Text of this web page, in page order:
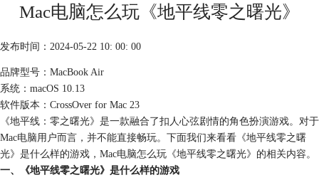
Mac电脑怎么玩《地平线零之曙光》
发布时间：2024-05-22 10: 00: 00
品牌型号：MacBook Air
系统：macOS 10.13
软件版本：CrossOver for Mac 23
《地平线：零之曙光》是一款融合了扣人心弦剧情的角色扮演游戏。对于
Mac电脑用户而言，并不能直接畅玩。下面我们来看看《地平线零之曙
光》是什么样的游戏，Mac电脑怎么玩《地平线零之曙光》的相关内容。
一、《地平线零之曙光》是什么样的游戏